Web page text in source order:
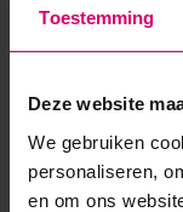
Toestemming
Deze website
We gebruiken
personaliseren,
en om ons
Product
Artikelnummer